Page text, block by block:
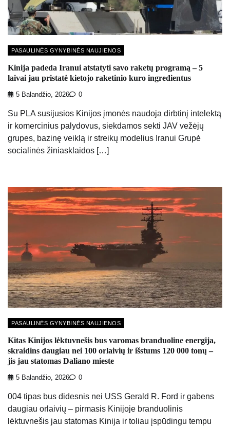
PASAULINĖS GYNYBINĖS NAUJIENOS
Kinija padeda Iranui atstatyti savo raketų programą – 5
laivai jau pristatė kietojo raketinio kuro ingredientus
5 Balandžio, 2026 0
Su PLA susijusios Kinijos įmonės naudoja dirbtinį intelektą
ir komercinius palydovus, siekdamos sekti JAV vežėjų
grupes, bazinę veiklą ir streikų modelius Iranui Grupė
socialinės žiniasklaidos […]
PASAULINĖS GYNYBINĖS NAUJIENOS
Kitas Kinijos lėktuvnešis bus varomas branduoline energija,
skraidins daugiau nei 100 orlaivių ir išstums 120 000 tonų –
jis jau statomas Daliano mieste
5 Balandžio, 2026 0
004 tipas bus didesnis nei USS Gerald R. Ford ir gabens
daugiau orlaivių – pirmasis Kinijoje branduolinis
lėktuvnešis jau statomas Kinija ir toliau įspūdingu tempu